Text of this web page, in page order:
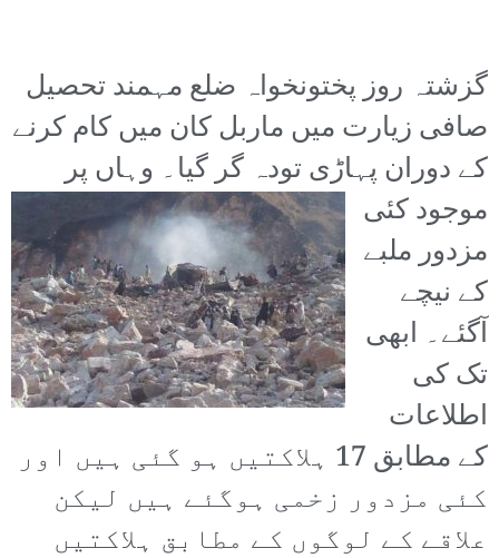
گزشتہ روز پختونخواہ ضلع مہمند تحصیل
صافی زیارت میں ماربل کان میں کام کرنے
کے دوران پہاڑی تودہ گر گیا۔ وہاں پر
موجود کئی
مزدور ملبے
کے نیچے
آگئے۔ ابھی
تک کی
اطلاعات
کے مطابق 17 ہلاکتیں ہو گئی ہیں اور
کئی مزدور زخمی ہوگئے ہیں لیکن
علاقے کے لوگوں کے مطابق ہلاکتیں